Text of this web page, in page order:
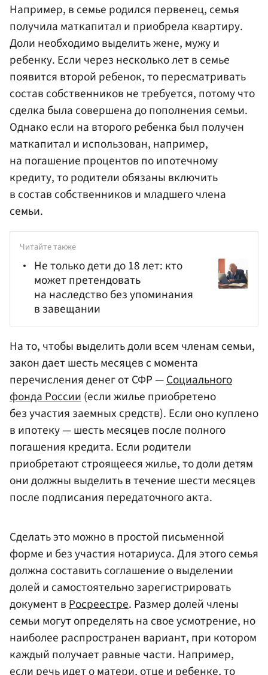
Например, в семье родился первенец, семья
получила маткапитал и приобрела квартиру.
Доли необходимо выделить жене, мужу и
ребенку. Если через несколько лет в семье
появится второй ребенок, то пересматривать
состав собственников не требуется, потому что
сделка была совершена до пополнения семьи.
Однако если на второго ребенка был получен
маткапитал и использован, например,
на погашение процентов по ипотечному
кредиту, то родители обязаны включить
в состав собственников и младшего члена
семьи.
Читайте также
Не только дети до 18 лет: кто
может претендовать
на наследство без упоминания
в завещании
На то, чтобы выделить доли всем членам семьи,
закон дает шесть месяцев с момента
перечисления денег от СФР —Социального
фонда России(если жилье приобретено
без участия заемных средств). Если оно куплено
в ипотеку — шесть месяцев после полного
погашения кредита. Если родители
приобретают строящееся жилье, то доли детям
они должны выделить в течение шести месяцев
после подписания передаточного акта.
Сделать это можно в простой письменной
форме и без участия нотариуса. Для этого семья
должна составить соглашение о выделении
долей и самостоятельно зарегистрировать
документ вРосреестре. Размер долей члены
семьи могут определять на свое усмотрение, но
наиболее распространен вариант, при котором
каждый получает равные части. Например,
если речь идет о матери, отце и ребенке, то